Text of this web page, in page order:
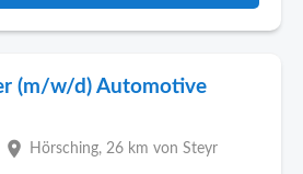
(m/w/d) Automotive
place Hörsching, 26 km von Steyr